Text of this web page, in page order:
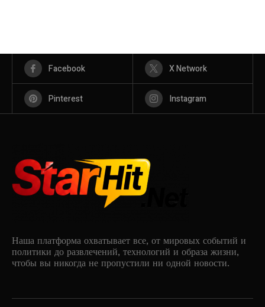
Facebook X Network
Pinterest Instagram
Наша платформа охватывает все, от мировых событий и
политики до развлечений, технологий и образа жизни,
чтобы вы никогда не пропустили ни одной новости.